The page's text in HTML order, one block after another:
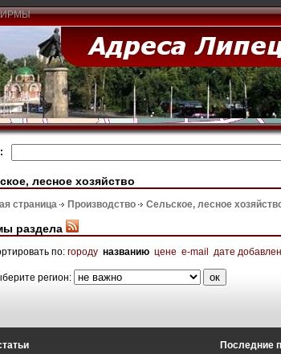
лесное хозяйство
страница Производство Сельское, лесное
раздела
по: городу названию цене e-mail дате
регион:
Последние